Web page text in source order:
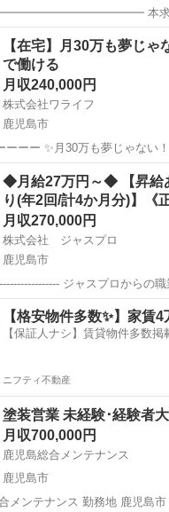
本求人は
の 紹介求人となります。 有料
業：さつき苑
その他 未経験
【在宅】月30万も夢じゃ
で働ける
月収240,000円
株式会社ワライフ
鹿児島市
ーーー ✨月30万も夢じゃない
在宅で介護・飲食業界の会
て頂きます♪ テンプレートの
市 その他 業務
◆月給27万円～◆ 【昇給
り(年2回/計4か月分)】《
月収270,000円
株式会社 ジャスプロ
鹿児島市
ジャスプロからの
ﾕ‐300019)》
市 その他 業務
【格安物件多数✨】家賃
【保証人ナシ】賃貸物件多数掲
ニフティ不動産
塗装営業 未経験･経験者
月収700,000円
鹿児島総合メンテナンス
鹿児島市
鹿児島市 吉野町 給与 月給 10